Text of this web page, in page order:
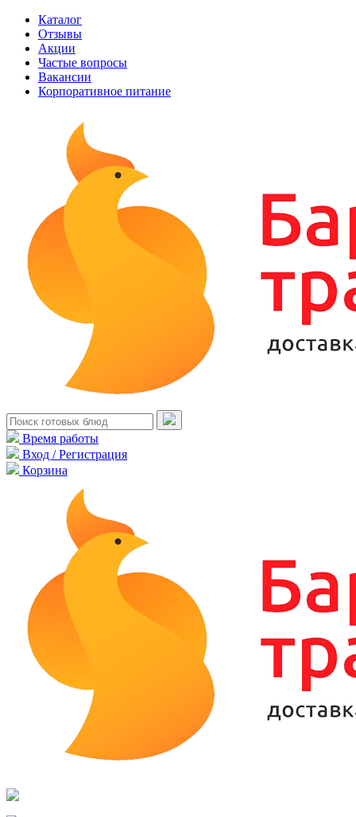
Каталог
Отзывы
Акции
Частые вопросы
Вакансии
Корпоративное питание
Время работы
Вход / Регистрация
Корзина